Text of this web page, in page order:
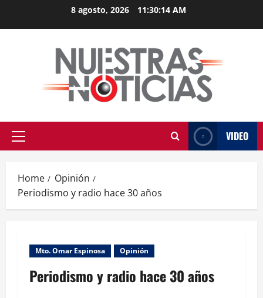
8 agosto, 2026 11:30:14 AM
Primary
VIDEO
Home
Opinión
Periodismo y radio hace 30 años
Mto. Omar Espinosa Opinión
Periodismo y radio hace 30 años